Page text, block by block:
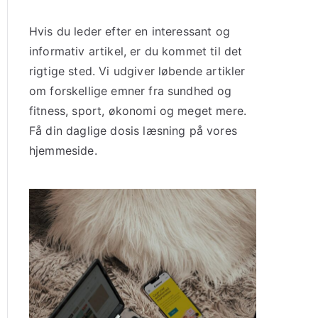
Hvis du leder efter en interessant og
informativ artikel, er du kommet til det
rigtige sted. Vi udgiver løbende artikler
om forskellige emner fra sundhed og
fitness, sport, økonomi og meget mere.
Få din daglige dosis læsning på vores
hjemmeside.